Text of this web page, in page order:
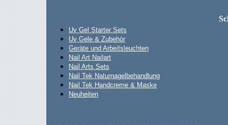
Uv Gel Starter Sets
Uv Gele & Zubehör
Geräte und Arbeitsleuchten
Nail Art Nailart
Nail Arts Sets
Nail Tek Naturnagelbehandlung
Nail Tek Handcreme & Maske
Neuheiten